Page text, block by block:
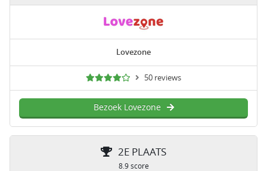
Lovezone
50 reviews
Bezoek Lovezone
2E PLAATS
8.9 score